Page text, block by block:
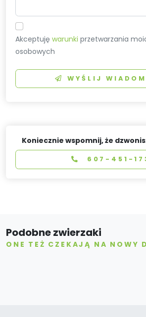
Akceptujęwarunki przetwarzania
osobowych
WYŚLIJ
Koniecznie wspomnij, że
607-451-
Podobne zwierzaki
ONE TEŻ CZEKAJĄ NA NOWY